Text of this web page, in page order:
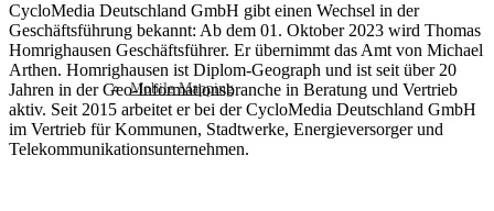
Mobile Mapping
CycloMedia Deutschland GmbH gibt einen Wechsel in der
Geschäftsführung bekannt: Ab dem 01. Oktober 2023 wird Thomas
Homrighausen Geschäftsführer. Er übernimmt das Amt von Michael
Arthen. Homrighausen ist Diplom-Geograph und ist seit über 20
Jahren in der Geo-Informationsbranche in Beratung und Vertrieb
aktiv. Seit 2015 arbeitet er bei der CycloMedia Deutschland GmbH
im Vertrieb für Kommunen, Stadtwerke, Energieversorger und
Telekommunikationsunternehmen.